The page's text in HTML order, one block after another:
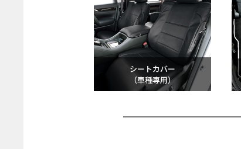
シートカバー
（車種専用）